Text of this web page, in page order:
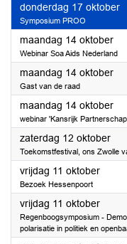
donderdag 17 oktober
Symposium PROO
maandag 14 oktober
Webinar Soa Aids Nederland
maandag 14 oktober
Gast van de raad
maandag 14 oktober
webinar 'Kansrijk
zaterdag 12 oktober2024
Toekomstfestival, ons Zwolle
vrijdag 11 oktober2024
Bezoek Hessenpoort
vrijdag 11 oktober2024
Regenboogsymposium -
polarisatie in politiek en